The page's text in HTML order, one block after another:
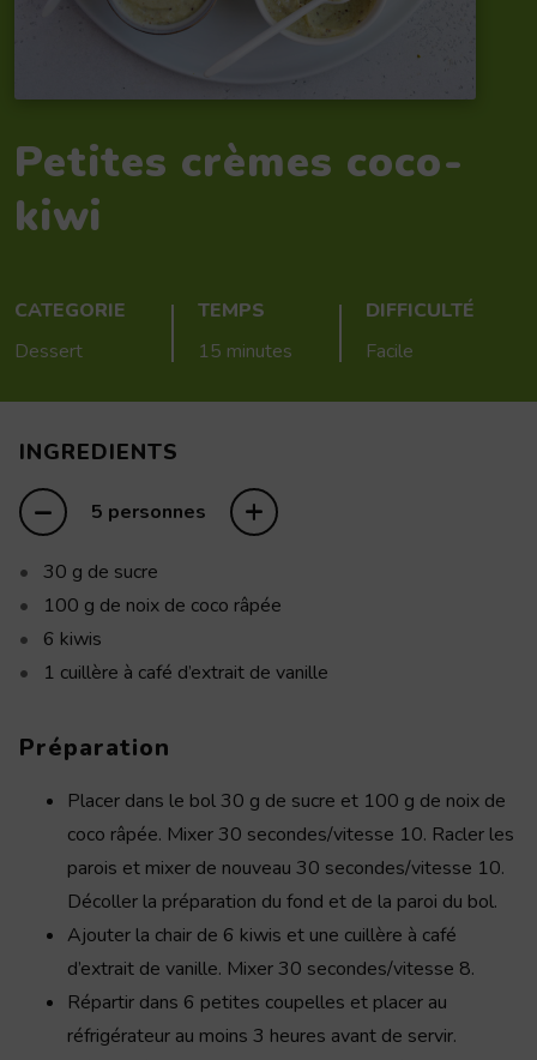
Petites crèmes coco-
kiwi
CATEGORIE
Dessert
TEMPS
15 minutes
DIFFICULTÉ
Facile
INGREDIENTS
– 5 personnes +
30 g de sucre
100 g de noix de coco râpée
6 kiwis
1 cuillère à café d’extrait de vanille
Préparation
Placer dans le bol 30 g de sucre et 100 g de noix de
coco râpée. Mixer 30 secondes/vitesse 10. Racler les
parois et mixer de nouveau 30 secondes/vitesse 10.
Décoller la préparation du fond et de la paroi du bol.
Ajouter la chair de 6 kiwis et une cuillère à café
d’extrait de vanille. Mixer 30 secondes/vitesse 8.
Répartir dans 6 petites coupelles et placer au
réfrigérateur au moins 3 heures avant de servir.